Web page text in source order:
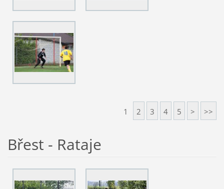
1 2 3 4 5 > >>
Břest - Rataje